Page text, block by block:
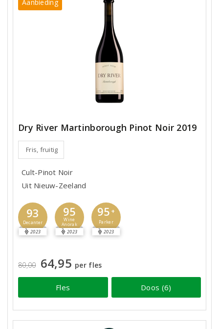
Aanbieding
Dry River Martinborough Pinot Noir 2019
Fris, fruitig
Cult-Pinot Noir
Uit Nieuw-Zeeland
93
Decanter
2023
95
Wine
Anorak
2023
95 +
Parker
2023
80,00 64,95 per fles
Fles Doos (6)